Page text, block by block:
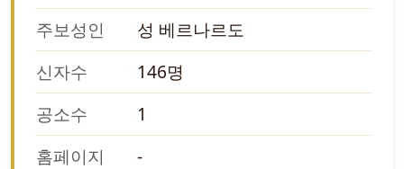
주보성인
성 베르나르도
신자수
146명
공소수
1
홈페이지
-